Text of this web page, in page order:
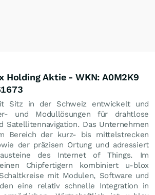
Holding Aktie - WKN: A0M2K9
Sitz in der Schweiz entwickelt und
und Modullösungen für drahtlose
Satellitennavigation. Das Unternehmen
Bereich der kurz- bis mittelstrecken
der präzisen Ortung und adressiert
des Internet of Things. Im
Chipfertigern kombiniert u-blox
mit Modulen, Software und
eine relativ schnelle Integration in